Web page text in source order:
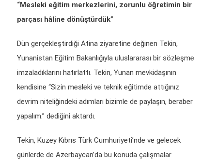
“Mesleki eğitim merkezlerini, zorunlu öğretimin bir
parçası hâline dönüştürdük”
Dün gerçekleştirdiği Atina ziyaretine değinen Tekin,
Yunanistan Eğitim Bakanlığıyla uluslararası bir sözleşme
imzaladıklarını hatırlattı. Tekin, Yunan mevkidaşının
kendisine “Sizin mesleki ve teknik eğitimde attığınız
devrim niteliğindeki adımları bizimle de paylaşın, beraber
yapalım.” dediğini aktardı.
Tekin, Kuzey Kıbrıs Türk Cumhuriyeti’nde ve gelecek
günlerde de Azerbaycan’da bu konuda çalışmalar